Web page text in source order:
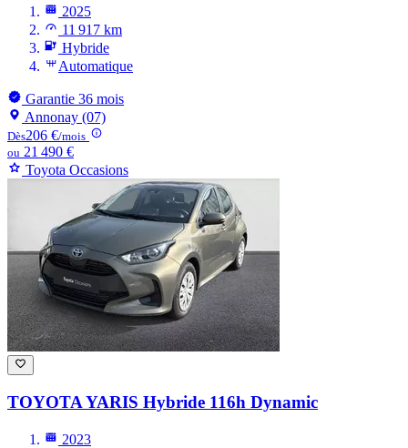
2025
11 917 km
Hybride
Automatique
Garantie 36 mois
Annonay (07)
Dès206 €/mois
ou 21 490 €
Toyota Occasions
TOYOTA YARIS Hybride 116h Dynamic
2023